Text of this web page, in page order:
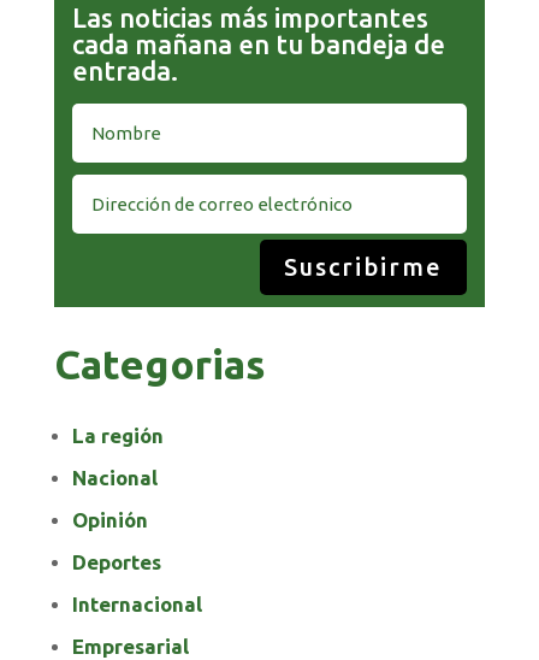
Las noticias más importantes
cada mañana en tu bandeja de
entrada.
Suscribirme
Categorias
La región
Nacional
Opinión
Deportes
Internacional
Empresarial